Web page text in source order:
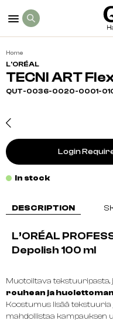
Home
L'ORÉAL
TECNI ART
QUT-0036-0020-0001-
Login
In stock
DESCRIPTION
L’ORÉAL
Depolish 100 ml
Muotoiltava
rouhean ja
Koostumus lisää tekstuuria
mahdollistaa kampauksen